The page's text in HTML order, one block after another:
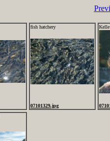
fish hatchery
07101329.jpg
Kelle